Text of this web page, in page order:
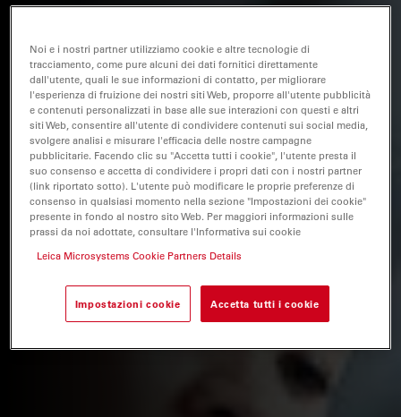
Noi e i nostri partner utilizziamo cookie e altre tecnologie di
tracciamento, come pure alcuni dei dati fornitici direttamente
dall'utente, quali le sue informazioni di contatto, per migliorare
l'esperienza di fruizione dei nostri siti Web, proporre all'utente pubblicità
e contenuti personalizzati in base alle sue interazioni con questi e altri
siti Web, consentire all'utente di condividere contenuti sui social media,
svolgere analisi e misurare l'efficacia delle nostre campagne
pubblicitarie. Facendo clic su "Accetta tutti i cookie", l'utente presta il
suo consenso e accetta di condividere i propri dati con i nostri partner
(link riportato sotto). L'utente può modificare le proprie preferenze di
consenso in qualsiasi momento nella sezione "Impostazioni dei cookie"
presente in fondo al nostro sito Web. Per maggiori informazioni sulle
prassi da noi adottate, consultare l'Informativa sui cookie
Leica Microsystems Cookie Partners Details
Impostazioni cookie Accetta tutti i cookie